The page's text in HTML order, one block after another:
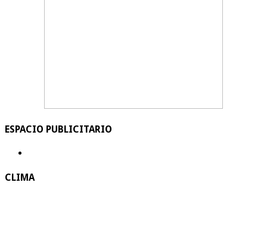
ESPACIO PUBLICITARIO
CLIMA